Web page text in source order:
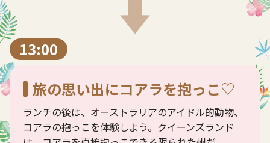
13:00
旅の思い出にコアラを抱っこ♡
ランチの後は、オーストラリアのアイドル的動物、
コアラの抱っこを体験しよう。クイーンズランド